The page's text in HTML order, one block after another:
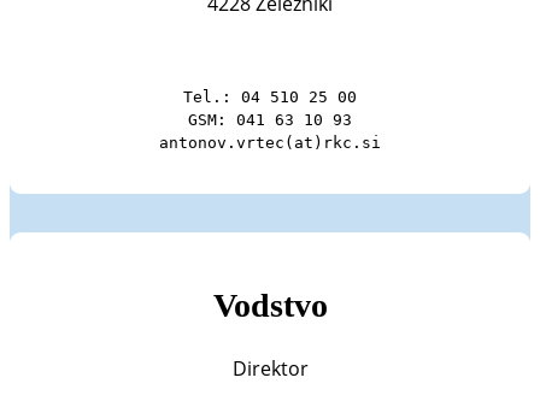
Tel.: 04 510 25 00
GSM: 041 63 10 93
antonov.vrtec(at)rkc.si
Vodstvo
Direktor